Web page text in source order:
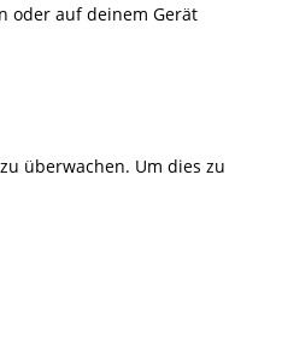
oder auf deinem Gerät
überwachen. Um dies zu